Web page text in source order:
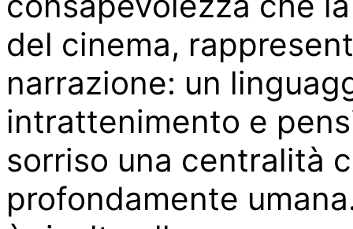
del cinema,
narrazione: un
intrattenimento e
sorriso una centralità
profondamente